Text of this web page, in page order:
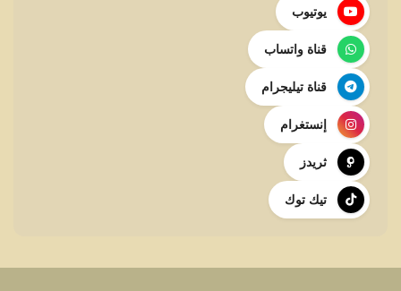
يوتيوب
قناة واتساب
قناة تيليجرام
إنستغرام
ثريدز
تيك توك